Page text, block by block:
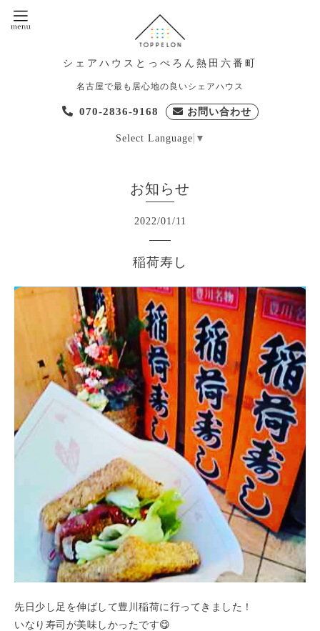
シェアハウスとっぺろん熱田六番町
名古屋で最も居心地の良いシェアハウス
070-2836-9168 お問い合わせ
Select Language ▼
お知らせ
2022/01/11
稲荷寿し
先日少し足を伸ばして豊川稲荷に行ってきました！
いなり寿司が美味しかったです😋